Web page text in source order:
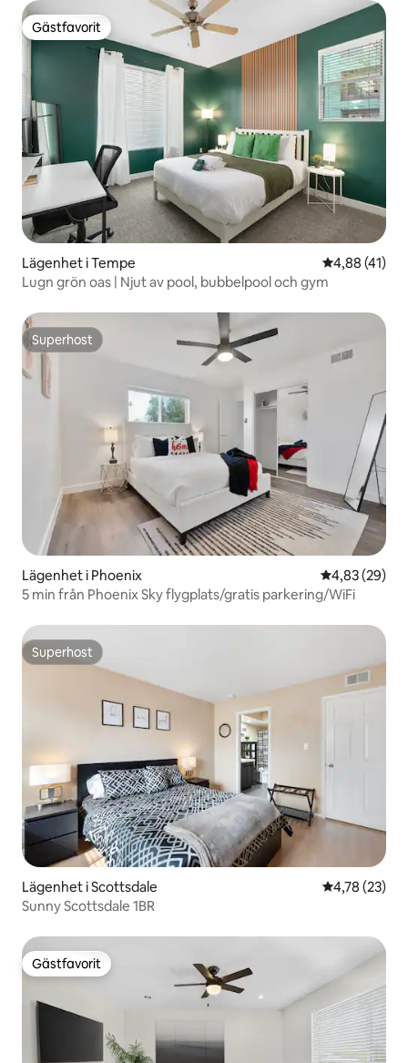
Gästfavorit
Gästfavorit
Lägenhet i Tempe 4,88 av 5 i
4,88 (41)
Lugn grön oas | Njut av pool, bubbelpool och gym
Superhost
Superhost
Lägenhet i Phoenix 4,83 av 5 i
4,83 (29)
5 min från Phoenix Sky flygplats/gratis parkering/WiFi
Superhost
Superhost
Lägenhet i Scottsdale 4,78 av 5 i
4,78 (23)
Sunny Scottsdale 1BR
Gästfavorit
Gästfavorit